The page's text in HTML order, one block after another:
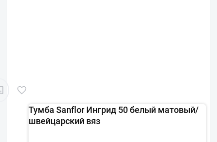
Тумба Sanflor Ингрид 50 белый матовый/
швейцарский вяз